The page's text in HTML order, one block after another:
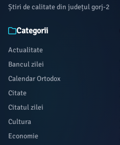
Știri de calitate din județul gorj-2
Categorii
Actualitate
Bancul zilei
Calendar Ortodox
Citate
Citatul zilei
Cultura
Economie